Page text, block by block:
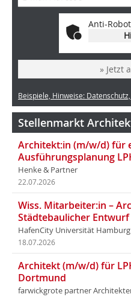
Anti-
» Jetzt
Beispiele, Hinweise:
Stellenmarkt
Architekt:in (m/w/d) für
Ausführungsplanung
Henke & Partner
22.07.2026
Wiss. Mitarbeiter:in –
Städtebaulicher
HafenCity Universität Hamburg
18.07.2026
Architekt (m/w/d) für
Dortmund
farwickgrote partner